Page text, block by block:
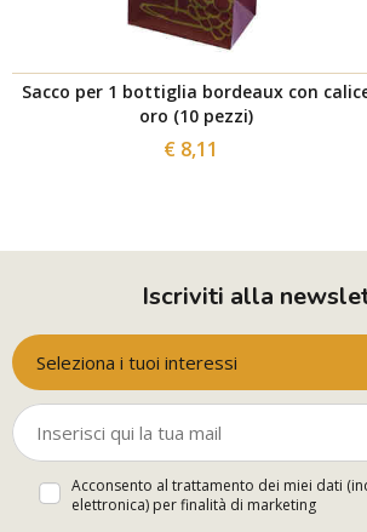
Sacco per 1 bottiglia bordeaux con
oro (10 pezzi)
€ 8,11
Iscriviti alla
Seleziona i tuoi interessi
Acconsento al trattamento dei miei dati
elettronica) per finalità di marketing